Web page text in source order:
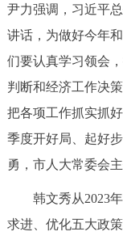
中介服务
政民互动
12345网上接诉即
尹力强调，习近平
讲话，为做好今年
们要认真学习领会
判断和经济工作决
把各项工作抓实抓
季度开好局、起好
勇，市人大常委会
韩文秀从2023年
求进、优化五大政